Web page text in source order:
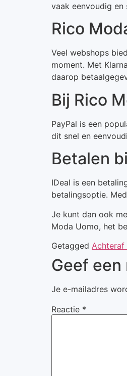
vaak eenvoudig
Rico
Veel webshops
moment. Met
daarop
Bij Rico
PayPal is een
dit snel en
Betalen
IDeal is een
betalingsoptie.
Je kunt dan ook
Moda Uomo, het
Getagged Achteraf
Geef een
Je e-mailadres
Reactie *